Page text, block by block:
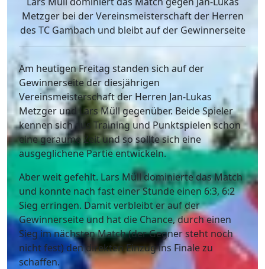
Metzger bei der Vereinsmeisterschaft der Herren
des TC Gambach und bleibt auf der Gewinnerseite
Am heutigen Freitag standen sich auf der
Gewinnerseite der diesjährigen
Vereinsmeisterschaft der Herren Jan-Lukas
Metzger und Lars Müll gegenüber. Beide Spieler
kennen sich aus Training und Punktspielen schon
eine geraume Zeit und so sollte sich eine
ausgeglichene Partie entwickeln.
Aber weit gefehlt. Lars Müll dominierte das Match
und konnte nach fast einer Stunde einen 6:3, 6:2
Sieg erringen. Damit verbleibt er auf der
Gewinnerseite und hat die Chance, durch einen
Sieg im nächsten Match (der Gegner steht noch
nicht fest) den direkten Einzug ins Finale zu
schaffen.